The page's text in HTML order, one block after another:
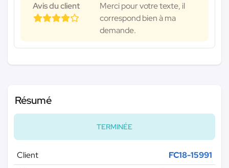
Avis du client
Merci pour votre texte, il
correspond bien à ma
demande.
Résumé
TERMINÉE
Client
FC18-15991